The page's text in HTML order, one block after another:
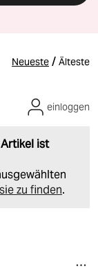
Neueste / Älteste
ist
zu finden.
einloggen